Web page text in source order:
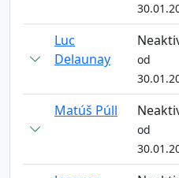
Luc
Delaunay
od
Matúš Púll
od